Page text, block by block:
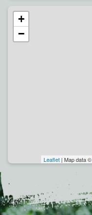
+
−
Leaflet | Map data ©